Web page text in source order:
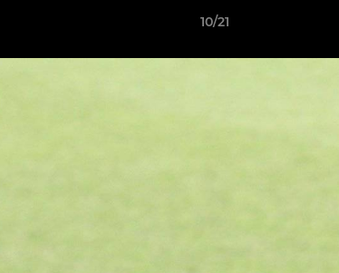
10/21